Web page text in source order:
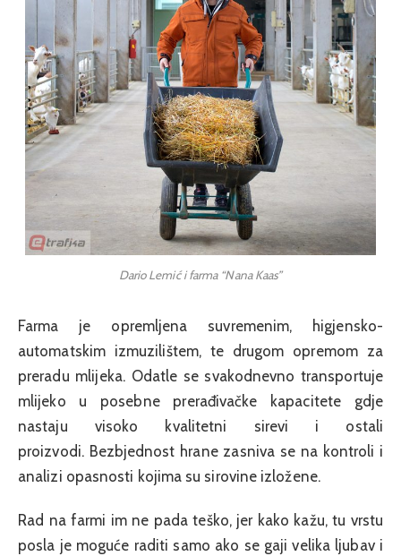
Dario Lemić i farma “Nana Kaas”
Farma je opremljena suvremenim, higjensko-
automatskim izmuzilištem, te drugom opremom za
preradu mlijeka. Odatle se svakodnevno transportuje
mlijeko u posebne prerađivačke kapacitete gdje
nastaju visoko kvalitetni sirevi i ostali
proizvodi. Bezbjednost hrane zasniva se na kontroli i
analizi opasnosti kojima su sirovine izložene.
Rad na farmi im ne pada teško, jer kako kažu, tu vrstu
posla je moguće raditi samo ako se gaji velika ljubav i